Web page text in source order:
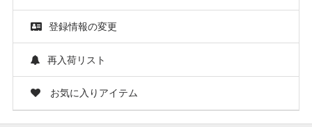
登録情報の変更
再入荷リスト
お気に入りアイテム